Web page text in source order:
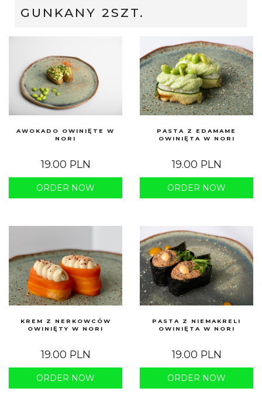
GUNKANY 2SZT.
AWOKADO OWINIĘTE W
NORI
19.00 PLN
ORDER NOW
PASTA Z EDAMAME
OWINIĘTA W NORI
19.00 PLN
ORDER NOW
KREM Z NERKOWCÓW
OWINIĘTY W NORI
19.00 PLN
ORDER NOW
PASTA Z NIEMAKRELI
OWINIĘTA W NORI
19.00 PLN
ORDER NOW